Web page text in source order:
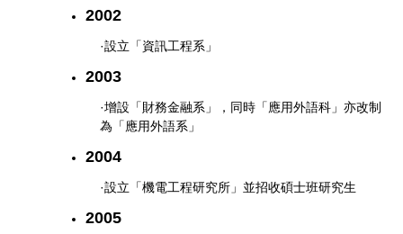
2002
·設立「資訊工程系」
2003
·增設「財務金融系」，同時「應用外語科」亦改制
為「應用外語系」
2004
·設立「機電工程研究所」並招收碩士班研究生
2005